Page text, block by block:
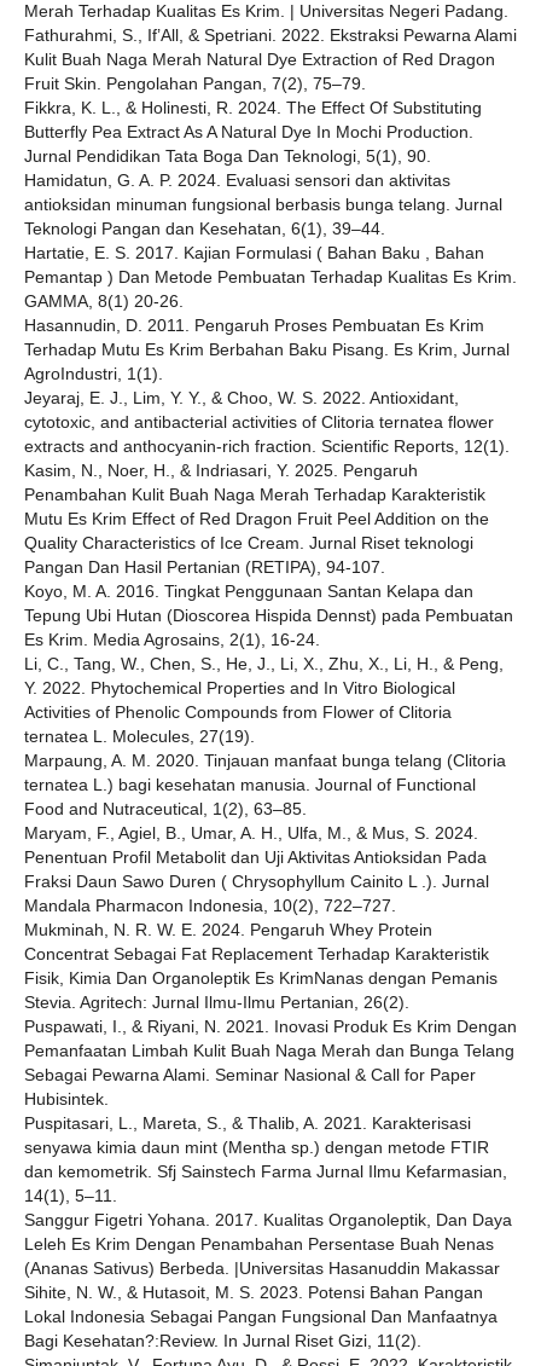
Merah Terhadap Kualitas Es Krim. | Universitas Negeri Padang.
Fathurahmi, S., If’All, & Spetriani. 2022. Ekstraksi Pewarna Alami
Kulit Buah Naga Merah Natural Dye Extraction of Red Dragon
Fruit Skin. Pengolahan Pangan, 7(2), 75–79.
Fikkra, K. L., & Holinesti, R. 2024. The Effect Of Substituting
Butterfly Pea Extract As A Natural Dye In Mochi Production.
Jurnal Pendidikan Tata Boga Dan Teknologi, 5(1), 90.
Hamidatun, G. A. P. 2024. Evaluasi sensori dan aktivitas
antioksidan minuman fungsional berbasis bunga telang. Jurnal
Teknologi Pangan dan Kesehatan, 6(1), 39–44.
Hartatie, E. S. 2017. Kajian Formulasi ( Bahan Baku , Bahan
Pemantap ) Dan Metode Pembuatan Terhadap Kualitas Es Krim.
GAMMA, 8(1) 20-26.
Hasannudin, D. 2011. Pengaruh Proses Pembuatan Es Krim
Terhadap Mutu Es Krim Berbahan Baku Pisang. Es Krim, Jurnal
AgroIndustri, 1(1).
Jeyaraj, E. J., Lim, Y. Y., & Choo, W. S. 2022. Antioxidant,
cytotoxic, and antibacterial activities of Clitoria ternatea flower
extracts and anthocyanin-rich fraction. Scientific Reports, 12(1).
Kasim, N., Noer, H., & Indriasari, Y. 2025. Pengaruh
Penambahan Kulit Buah Naga Merah Terhadap Karakteristik
Mutu Es Krim Effect of Red Dragon Fruit Peel Addition on the
Quality Characteristics of Ice Cream. Jurnal Riset teknologi
Pangan Dan Hasil Pertanian (RETIPA), 94-107.
Koyo, M. A. 2016. Tingkat Penggunaan Santan Kelapa dan
Tepung Ubi Hutan (Dioscorea Hispida Dennst) pada Pembuatan
Es Krim. Media Agrosains, 2(1), 16-24.
Li, C., Tang, W., Chen, S., He, J., Li, X., Zhu, X., Li, H., & Peng,
Y. 2022. Phytochemical Properties and In Vitro Biological
Activities of Phenolic Compounds from Flower of Clitoria
ternatea L. Molecules, 27(19).
Marpaung, A. M. 2020. Tinjauan manfaat bunga telang (Clitoria
ternatea L.) bagi kesehatan manusia. Journal of Functional
Food and Nutraceutical, 1(2), 63–85.
Maryam, F., Agiel, B., Umar, A. H., Ulfa, M., & Mus, S. 2024.
Penentuan Profil Metabolit dan Uji Aktivitas Antioksidan Pada
Fraksi Daun Sawo Duren ( Chrysophyllum Cainito L .). Jurnal
Mandala Pharmacon Indonesia, 10(2), 722–727.
Mukminah, N. R. W. E. 2024. Pengaruh Whey Protein
Concentrat Sebagai Fat Replacement Terhadap Karakteristik
Fisik, Kimia Dan Organoleptik Es KrimNanas dengan Pemanis
Stevia. Agritech: Jurnal Ilmu-Ilmu Pertanian, 26(2).
Puspawati, I., & Riyani, N. 2021. Inovasi Produk Es Krim Dengan
Pemanfaatan Limbah Kulit Buah Naga Merah dan Bunga Telang
Sebagai Pewarna Alami. Seminar Nasional & Call for Paper
Hubisintek.
Puspitasari, L., Mareta, S., & Thalib, A. 2021. Karakterisasi
senyawa kimia daun mint (Mentha sp.) dengan metode FTIR
dan kemometrik. Sfj Sainstech Farma Jurnal Ilmu Kefarmasian,
14(1), 5–11.
Sanggur Figetri Yohana. 2017. Kualitas Organoleptik, Dan Daya
Leleh Es Krim Dengan Penambahan Persentase Buah Nenas
(Ananas Sativus) Berbeda. |Universitas Hasanuddin Makassar
Sihite, N. W., & Hutasoit, M. S. 2023. Potensi Bahan Pangan
Lokal Indonesia Sebagai Pangan Fungsional Dan Manfaatnya
Bagi Kesehatan?:Review. In Jurnal Riset Gizi, 11(2).